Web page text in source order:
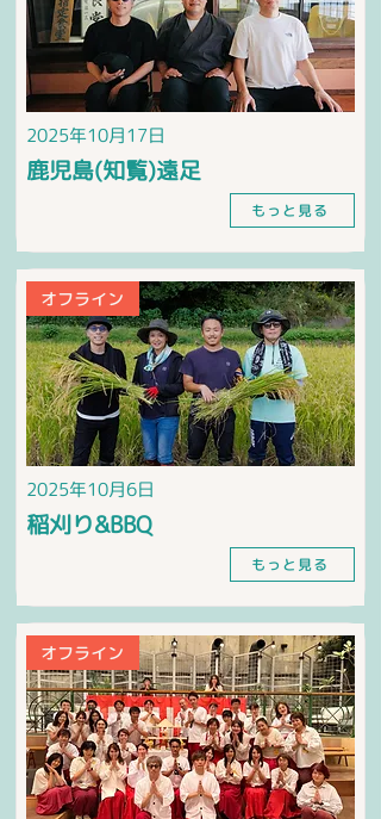
2025年10月17日
鹿児島(知覧)遠足
もっと見る
オフライン
2025年10月6日
稲刈り&BBQ
もっと見る
オフライン